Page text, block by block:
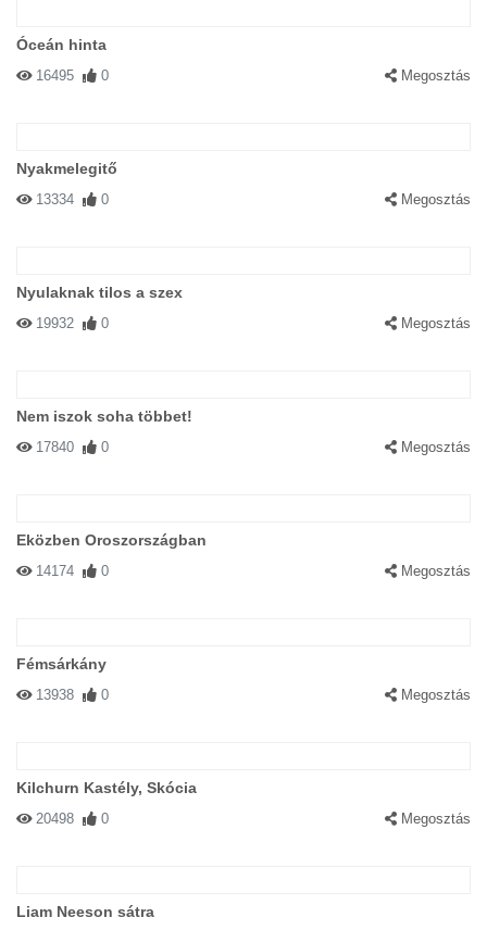
Óceán hinta
16495 0 Megosztás
Nyakmelegitő
13334 0 Megosztás
Nyulaknak tilos a szex
19932 0 Megosztás
Nem iszok soha többet!
17840 0 Megosztás
Eközben Oroszországban
14174 0 Megosztás
Fémsárkány
13938 0 Megosztás
Kilchurn Kastély, Skócia
20498 0 Megosztás
Liam Neeson sátra